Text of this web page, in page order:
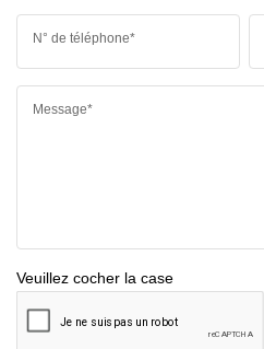
N° de téléphone*
Message*
Veuillez cocher la case